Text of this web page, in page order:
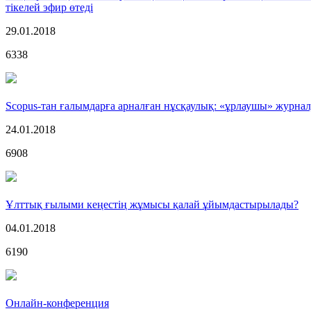
тікелей эфир өтеді
29.01.2018
6338
Scopus-тан ғалымдарға арналған нұсқаулық: «ұрлаушы»
24.01.2018
6908
Ұлттық ғылыми кеңестің жұмысы қалай ұйымдастырылады?
04.01.2018
6190
Онлайн-конференция